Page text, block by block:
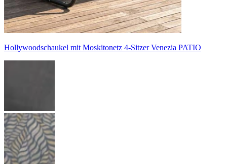
Hollywoodschaukel mit Moskitonetz 4-Sitzer Venezia PATIO